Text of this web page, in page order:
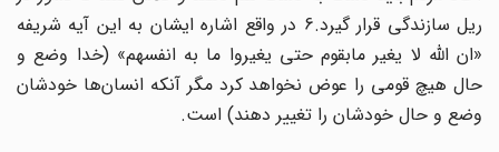
ریل سازندگی قرار گیرد.6 در واقع اشاره ایشان به این آیه شریفه
«ان الله لا یغیر مابقوم حتی یغیروا ما به انفسهم» (خدا وضع و
حال هیچ قومی را عوض نخواهد کرد مگر آنکه انسان‌ها خودشان
وضع و حال خودشان را تغییر دهند) است.